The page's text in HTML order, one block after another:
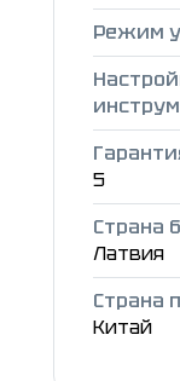
Режим
5
Страна
Латвия
Страна
Китай